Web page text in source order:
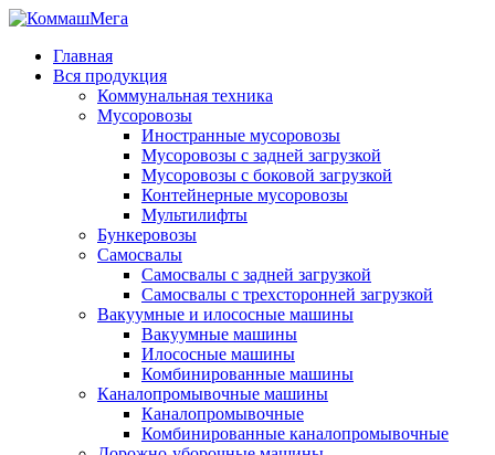
Главная
Вся продукция
Коммунальная техника
Мусоровозы
Иностранные мусоровозы
Мусоровозы с задней загрузкой
Мусоровозы с боковой загрузкой
Контейнерные мусоровозы
Мультилифты
Бункеровозы
Самосвалы
Самосвалы с задней загрузкой
Самосвалы с трехсторонней загрузкой
Вакуумные и илососные машины
Вакуумные машины
Илососные машины
Комбинированные машины
Каналопромывочные машины
Каналопромывочные
Комбинированные каналопромывочные